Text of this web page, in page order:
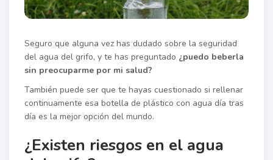
Seguro que alguna vez has dudado sobre la seguridad
del agua del grifo, y te has preguntado ¿puedo beberla
sin preocuparme por mi salud?
También puede ser que te hayas cuestionado si rellenar
continuamente esa botella de plástico con agua día tras
día es la mejor opción del mundo.
¿Existen riesgos en el agua